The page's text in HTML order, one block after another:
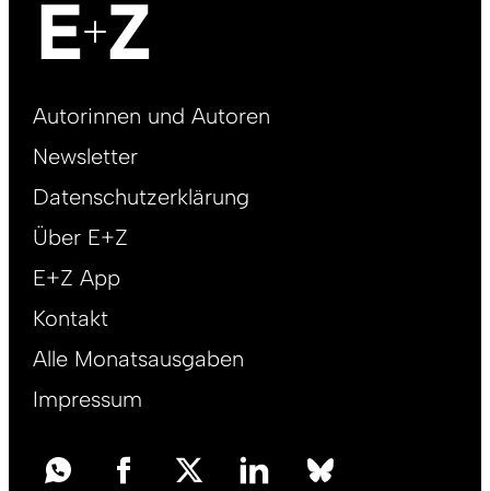
Footer
DE
Autorinnen und Autoren
Newsletter
Datenschutzerklärung
Über E+Z
E+Z App
Kontakt
Alle Monatsausgaben
Impressum